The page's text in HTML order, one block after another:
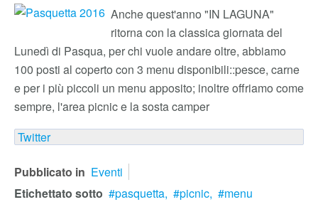
Anche quest'anno "IN LAGUNA"
ritorna con la classica giornata del
Lunedì di Pasqua, per chi vuole andare oltre, abbiamo
100 posti al coperto con 3 menu disponibili::pesce, carne
e per i più piccoli un menu apposito; inoltre offriamo come
sempre, l'area picnic e la sosta camper
Twitter
Pubblicato in Eventi
Etichettato sotto
pasquetta, picnic,
menu